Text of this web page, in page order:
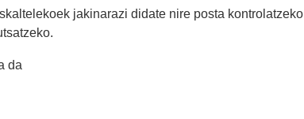
jakinarazi didate nire posta kontrolatzeko
da